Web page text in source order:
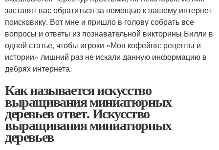
заставят вас обратиться за помощью к вашему интернет-
поисковику. Вот мне и пришло в голову собрать все
вопросы и ответы из познавательной викторины Билли в
одной статье, чтобы игроки «Моя кофейня: рецепты и
истории» лишний раз не искали данную информацию в
дебрях интернета.
Как называется искусство
выращивания миниатюрных
деревьев ответ. Искусство
выращивания миниатюрных
деревьев